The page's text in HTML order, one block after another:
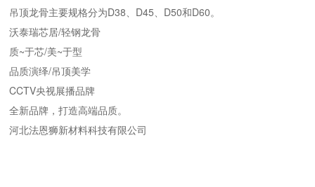
吊顶龙骨主要规格分为D38、D45、D50和D60。
沃泰瑞芯居/轻钢龙骨
质~于芯/美~于型
品质演绎/吊顶美学
CCTV央视展播品牌
全新品牌，打造高端品质。
河北法恩狮新材料科技有限公司